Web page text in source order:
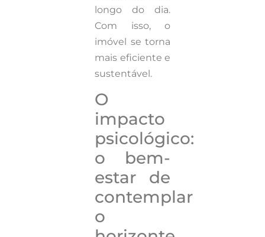
longo do dia.
Com isso, o
imóvel se torna
mais eficiente e
sustentável.
O
impacto
psicológico:
o bem-
estar de
contemplar
o